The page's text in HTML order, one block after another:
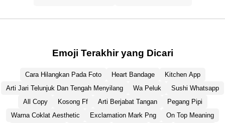
Emoji Terakhir yang Dicari
Cara Hilangkan Pada Foto Heart Bandage
Kitchen App
Arti Jari Telunjuk Dan Tengah Menyilang
Wa Peluk
Sushi Whatsapp
All Copy
Kosong Ff Arti Berjabat Tangan
Pegang Pipi
Warna Coklat Aesthetic
Exclamation Mark Png
On Top Meaning